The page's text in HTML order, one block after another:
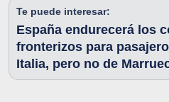
Te puede interesar:
España endurecerá los
fronterizos para
Italia, pero no de